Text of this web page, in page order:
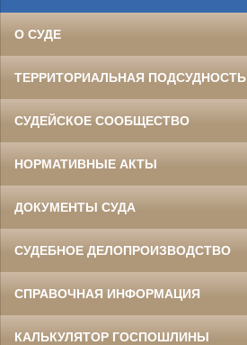
О СУДЕ
ТЕРРИТОРИАЛЬНАЯ ПОДСУДНОСТЬ
СУДЕЙСКОЕ СООБЩЕСТВО
НОРМАТИВНЫЕ АКТЫ
ДОКУМЕНТЫ СУДА
СУДЕБНОЕ ДЕЛОПРОИЗВОДСТВО
СПРАВОЧНАЯ ИНФОРМАЦИЯ
КАЛЬКУЛЯТОР ГОСПОШЛИНЫ